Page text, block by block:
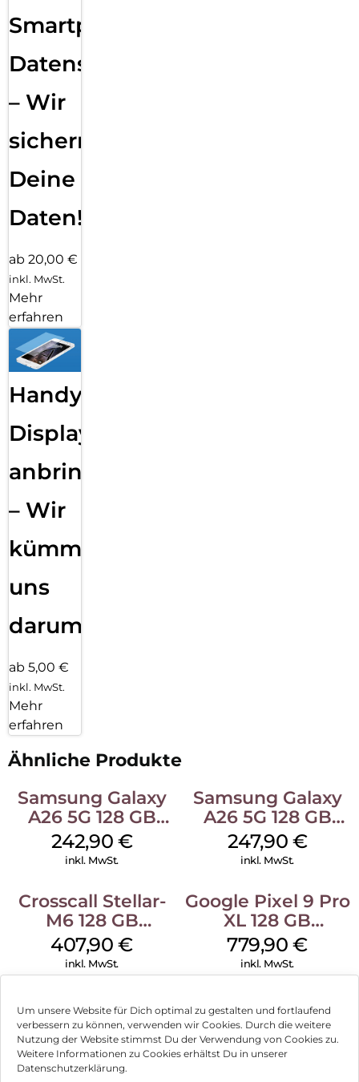
Um unsere Website für Dich optimal zu gestalten und fortlaufend
verbessern zu können, verwenden wir Cookies. Durch die weitere
Nutzung der Website stimmst Du der Verwendung von Cookies zu.
Weitere Informationen zu Cookies erhältst Du in unserer
Datenschutzerklärung.
Smartphone
Datensicherung
– Wir
sichern
Deine
Daten!
ab 20,00 €
inkl. MwSt.
Mehr
erfahren
Handy
Displayfolie
anbringen
– Wir
kümmern
uns
darum!
ab 5,00 €
inkl. MwSt.
Mehr
erfahren
Ähnliche Produkte
Samsung Galaxy
A26 5G 128 GB
Mint
242,90 €
inkl. MwSt.
Samsung Galaxy
A26 5G 128 GB
Black
247,90 €
inkl. MwSt.
Crosscall Stellar-
M6 128 GB
Schwarz
407,90€
inkl. MwSt.
Google Pixel 9 Pro
XL 128 GB
Obsidian
779,90€
inkl. MwSt.
Motorola Moto
g75 5G 128 GB
Charcoal Gray
393,90€
inkl. MwSt.
Apple iPhone 16e
128 GB Schwarz
597,90€